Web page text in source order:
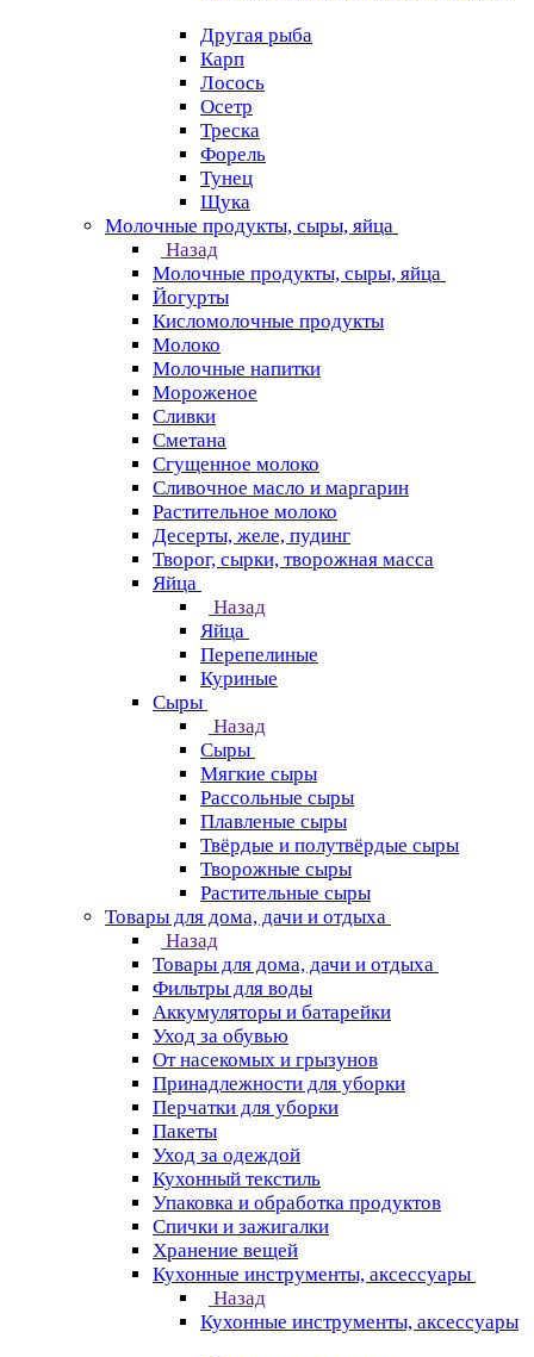
Другая рыба
Карп
Лосось
Осетр
Треска
Форель
Тунец
Щука
Молочные продукты, сыры, яйца
Назад
Молочные продукты, сыры, яйца
Йогурты
Кисломолочные продукты
Молоко
Молочные напитки
Мороженое
Сливки
Сметана
Сгущенное молоко
Сливочное масло и маргарин
Растительное молоко
Десерты, желе, пудинг
Творог, сырки, творожная масса
Яйца
Назад
Яйца
Перепелиные
Куриные
Сыры
Назад
Сыры
Мягкие сыры
Рассольные сыры
Плавленые сыры
Твёрдые и полутвёрдые сыры
Творожные сыры
Растительные сыры
Товары для дома, дачи и отдыха
Назад
Товары для дома, дачи и отдыха
Фильтры для воды
Аккумуляторы и батарейки
Уход за обувью
От насекомых и грызунов
Принадлежности для уборки
Перчатки для уборки
Пакеты
Уход за одеждой
Кухонный текстиль
Упаковка и обработка продуктов
Спички и зажигалки
Хранение вещей
Кухонные инструменты, аксессуары
Назад
Кухонные инструменты, аксессуары